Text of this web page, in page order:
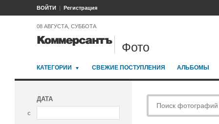
ВОЙТИ Регистрация
08 АВГУСТА, СУББОТА
Фото
КАТЕГОРИИ СВЕЖИЕ ПОСТУПЛЕНИЯ АЛЬБОМЫ
ДАТА
с